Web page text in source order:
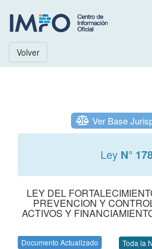
Volver
Ver Base
Ley N°
LEY DEL
PREVENCION Y
ACTIVOS Y
Documento Actualizado Toda la